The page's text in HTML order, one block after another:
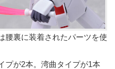
腰裏に装着されたパーツを使
プが2本。湾曲タイプが1本